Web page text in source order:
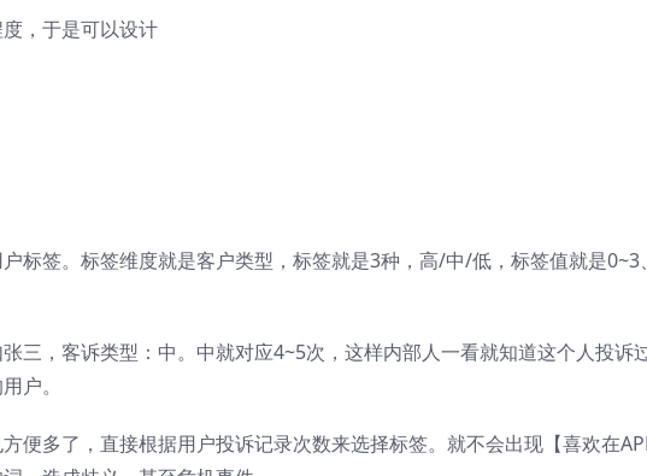
，于是可以设计
标签。标签维度就是客户类型，标签就是3种，高/中/低，标签值就是0~3
三，客诉类型：中。中就对应4~5次，这样内部人一看就知道这个人投诉
户。
便多了，直接根据用户投诉记录次数来选择标签。就不会出现【喜欢在